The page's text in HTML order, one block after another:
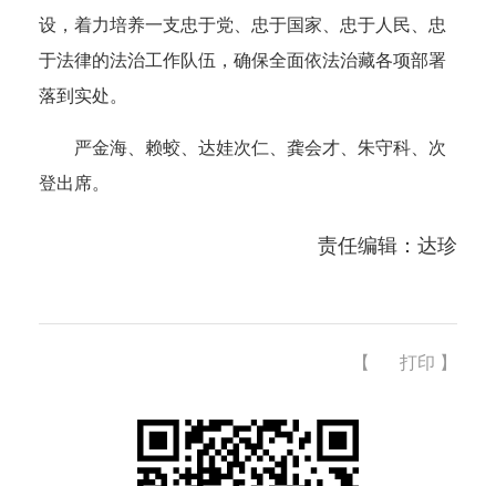
设，着力培养一支忠于党、忠于国家、忠于人民、忠
于法律的法治工作队伍，确保全面依法治藏各项部署
落到实处。
严金海、赖蛟、达娃次仁、龚会才、朱守科、次
登出席。
责任编辑：达珍
【 打印 】